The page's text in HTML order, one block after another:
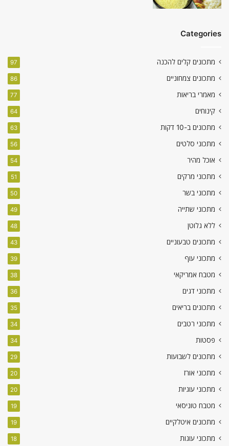
Categories
מתכונים קלים להכנה 97
מתכונים צמחוניים 86
מאמרי בריאות 77
קינוחים 64
מתכונים ב-10 דקות 63
מתכוני סלטים 56
אוכל מהיר 54
מתכוני מרקים 51
מתכוני בשר 50
מתכוני שתייה 49
ללא גלוטן 48
מתכונים טבעוניים 43
מתכוני עוף 39
מטבח אמריקאי 38
מתכוני דגים 36
מתכונים בריאים 35
מתכוני רטבים 34
פסטות 34
מתכונים לשבועות 29
מתכוני אורז 20
מתכוני עוגיות 20
מטבח טוניסאי 19
מתכונים איטלקיים 19
מתכוני עוגות 18